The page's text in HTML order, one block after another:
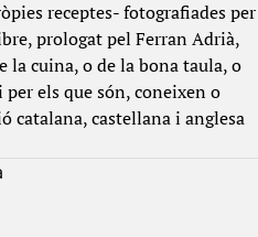
receptes- fotografiades per
prologat pel Ferran Adrià,
la cuina, o de la bona taula, o
els que són, coneixen o
catalana, castellana i anglesa